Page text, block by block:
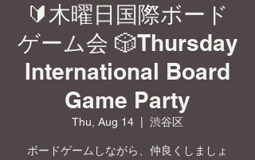
🔰木曜日国際ボード
ゲーム会 🎲Thursday
International Board
Game Party
Thu, Aug 14 渋谷区
ボードゲームしながら、仲良くしましょ